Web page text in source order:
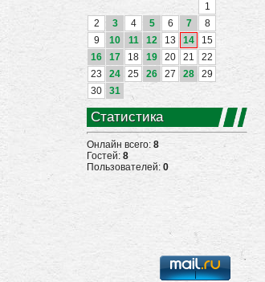
1
2
3 4 5 6 7
8
9
10 11 12 13 14
15
16
17 18 19 20 21
22
23
24 25 26 27 28
29
30
31
Статистика
Онлайн всего: 8
Гостей: 8
Пользователей: 0